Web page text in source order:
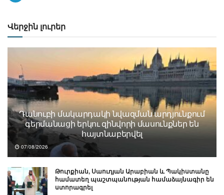
Վերջին լուրեր
Դանուբի մակարդակի նվազման արդյունքում
գերմանացի երկու զինվորի մասունքներ են
հայտնաբերվել
07/08/2026
Թուրքիան, Սաուդյան Արաբիան և Պակիստանը
համատեղ պաշտպանության համաձայնագիր են
ստորագրել